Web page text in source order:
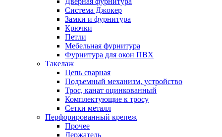
Система Джокер
Замки и фурнитура
Крючки
Петли
Мебельная фурнитура
Фурнитура для окон ПВХ
Такелаж
Цепь сварная
Подъемный механизм, устройство
Трос, канат оцинкованный
Комплектующие к тросу
Сетки металл
Перфорированный крепеж
Прочее
Держатель